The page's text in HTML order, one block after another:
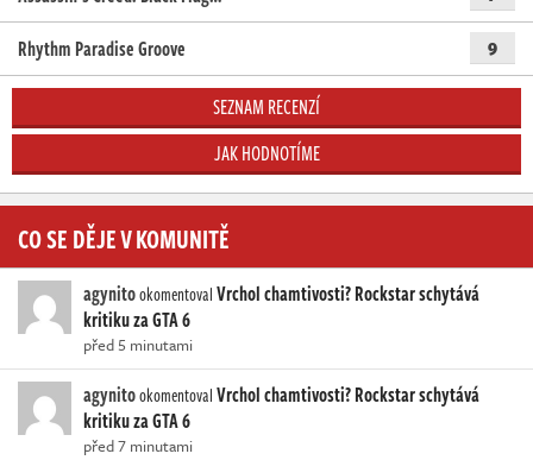
Rhythm Paradise Groove 9
SEZNAM RECENZÍ
JAK HODNOTÍME
CO SE DĚJE V KOMUNITĚ
agynitookomentovalVrchol chamtivosti? Rockstar schytává
kritiku za GTA 6
před 5 minutami
agynitookomentovalVrchol chamtivosti? Rockstar schytává
kritiku za GTA 6
před 7 minutami